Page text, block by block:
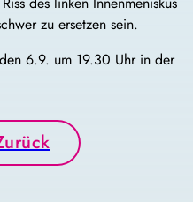
zu ersetzen sein.
6.9. um 19.30 Uhr in der